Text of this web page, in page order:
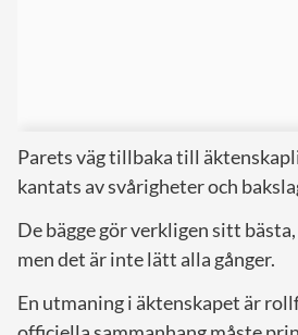
Parets väg tillbaka till
kantats av svårigheter och
De bägge gör verkligen sitt
men det är inte lätt alla gånger.
En utmaning i äktenskapet är